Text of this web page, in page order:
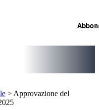
> Approvazione del